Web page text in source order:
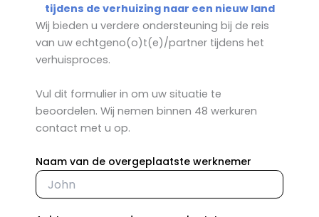
tijdens de verhuizing naar een nieuw land
Wij bieden u verdere ondersteuning bij de reis
van uw echtgeno(o)t(e)/partner tijdens het
verhuisproces.
Vul dit formulier in om uw situatie te
beoordelen. Wij nemen binnen 48 werkuren
contact met u op.
Naam van de overgeplaatste werknemer